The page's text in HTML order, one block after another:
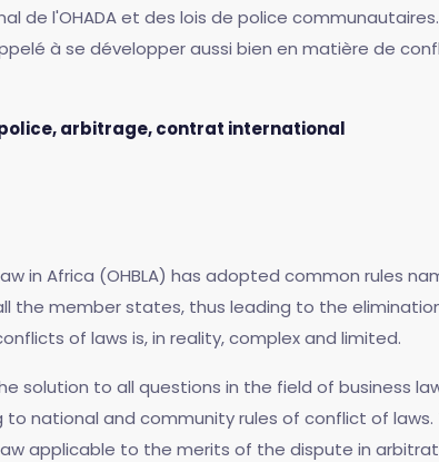
de l'OHADA et des lois de police
à se développer aussi bien en matière de
arbitrage, contrat international
in Africa (OHBLA) has adopted common rules
the member states, thus leading to the
of laws is, in reality, complex and limited.
solution to all questions in the field of business
national and community rules of conflict of laws.
applicable to the merits of the dispute in